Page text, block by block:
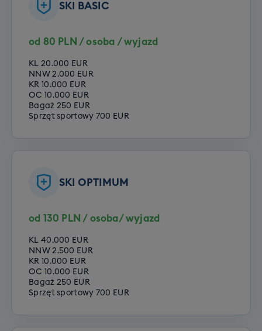
Cena grupowego szkolenia snowboardowego to
790 zł.
Cena grupowego szkolenia
snowboardowego to 790 zł. Rezerwując
wyjazd zadeklaruj jeden z poniższych
Poziom zero
Poziom zaawansowany
SKI BASIC
od 80 PLN / osoba / wyjazd
KL 20.000 EUR
NNW 2.000 EUR
KR 10.000 EUR
OC 10.000 EUR
Bagaż 250 EUR
Sprzęt sportowy 700 EUR
SKI OPTIMUM
od 130 PLN / osoba/ wyjazd
KL 40.000 EUR
NNW 2.500 EUR
KR 10.000 EUR
OC 10.000 EUR
Bagaż 250 EUR
Sprzęt sportowy 700 EUR